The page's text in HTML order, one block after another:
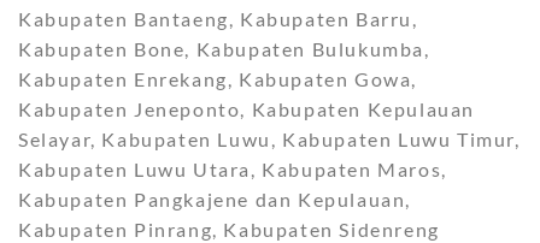
Kabupaten Bantaeng, Kabupaten Barru,
Kabupaten Bone, Kabupaten Bulukumba,
Kabupaten Enrekang, Kabupaten Gowa,
Kabupaten Jeneponto, Kabupaten Kepulauan
Selayar, Kabupaten Luwu, Kabupaten Luwu Timur,
Kabupaten Luwu Utara, Kabupaten Maros,
Kabupaten Pangkajene dan Kepulauan,
Kabupaten Pinrang, Kabupaten Sidenreng